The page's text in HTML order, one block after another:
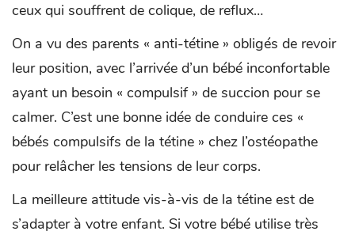
ceux qui souffrent de colique, de reflux…
On a vu des parents « anti-tétine » obligés de revoir
leur position, avec l’arrivée d’un bébé inconfortable
ayant un besoin « compulsif » de succion pour se
calmer. C’est une bonne idée de conduire ces «
bébés compulsifs de la tétine » chez l’ostéopathe
pour relâcher les tensions de leur corps.
La meilleure attitude vis-à-vis de la tétine est de
s’adapter à votre enfant. Si votre bébé utilise très